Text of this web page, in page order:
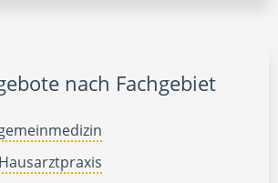
nach Fachgebiet